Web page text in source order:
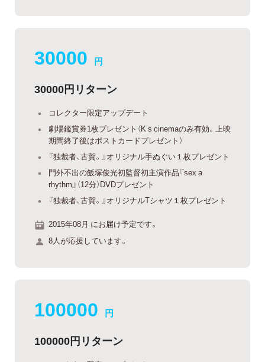
30000 円
30000円リターン
コレクター限定アップデート
劇場鑑賞券1枚プレゼント（K’s cinemaのみ有効。上映
期間終了後はポストカードプレゼント）
『独裁者、古賀。』オリジナル手ぬぐい１枚プレゼント
門外不出の飯塚俊光初監督初主演作品『sex a
rhythm』（12分）DVDプレゼント
『独裁者、古賀。』オリジナルTシャツ１枚プレゼント
2015年08月 にお届け予定です。
8人が応援しています。
100000 円
100000円リターン